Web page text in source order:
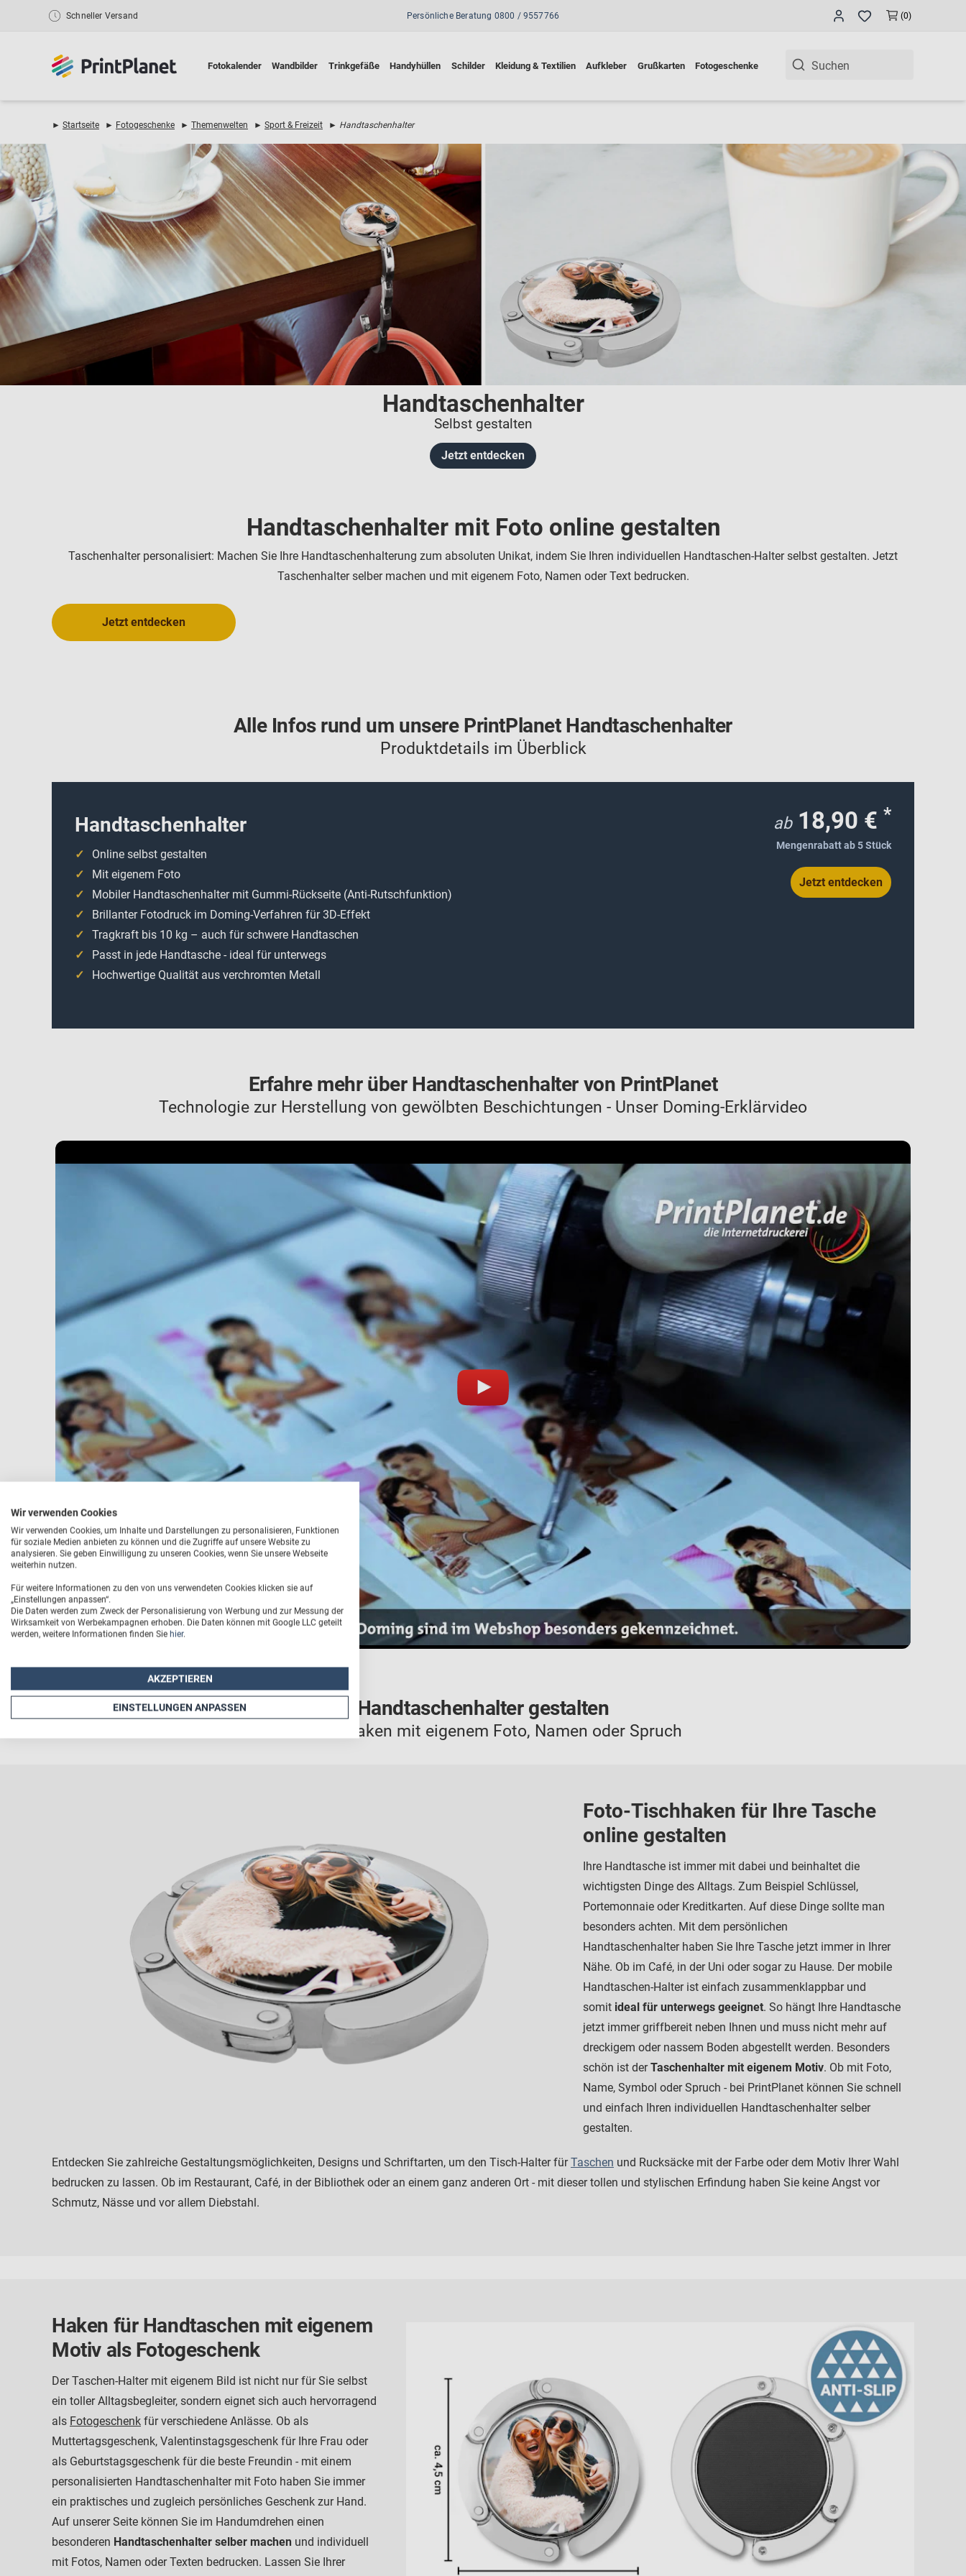
Schneller Versand (0)
Fotokalender Wandbilder Trinkgefäße Handyhüllen Schilder Kleidung & Textilien Aufkleber Grußkarten Fotogeschenke
Persönliche Beratung 0800 / 9557766
► Startseite ► Fotogeschenke ► Themenwelten ► Sport & Freizeit ► Handtaschenhalter
Handtaschenhalter
Selbst gestalten
Jetzt entdecken
Handtaschenhalter mit Foto online gestalten
Taschenhalter personalisiert: Machen Sie Ihre Handtaschenhalterung zum absoluten Unikat, indem Sie Ihren individuellen Handtaschen-Halter selbst gestalten. Jetzt
Taschenhalter selber machen und mit eigenem Foto, Namen oder Text bedrucken.
Jetzt entdecken
Alle Infos rund um unsere PrintPlanet Handtaschenhalter
Produktdetails im Überblick
Handtaschenhalter
Online selbst gestalten
Mit eigenem Foto
Mobiler Handtaschenhalter mit Gummi-Rückseite (Anti-Rutschfunktion)
Brillanter Fotodruck im Doming-Verfahren für 3D-Effekt
Tragkraft bis 10 kg – auch für schwere Handtaschen
Passt in jede Handtasche - ideal für unterwegs
Hochwertige Qualität aus verchromten Metall
ab 18,90 € *
Mengenrabatt ab 5 Stück
Jetzt entdecken
Erfahre mehr über Handtaschenhalter von PrintPlanet
Technologie zur Herstellung von gewölbten Beschichtungen - Unser Doming-Erklärvideo
Handtaschenhalter gestalten
Taschenhaken mit eigenem Foto, Namen oder Spruch
Foto-Tischhaken für Ihre Tasche
online gestalten
Ihre Handtasche ist immer mit dabei und beinhaltet die
wichtigsten Dinge des Alltags. Zum Beispiel Schlüssel,
Portemonnaie oder Kreditkarten. Auf diese Dinge sollte man
besonders achten. Mit dem persönlichen
Handtaschenhalter haben Sie Ihre Tasche jetzt immer in Ihrer
Nähe. Ob im Café, in der Uni oder sogar zu Hause. Der mobile
Handtaschen-Halter ist einfach zusammenklappbar und
somit ideal für unterwegs geeignet. So hängt Ihre Handtasche
jetzt immer griffbereit neben Ihnen und muss nicht mehr auf
dreckigem oder nassem Boden abgestellt werden. Besonders
schön ist derTaschenhalter mit eigenem Motiv. Ob mit Foto,
Name, Symbol oder Spruch - bei PrintPlanet können Sie schnell
und einfach Ihren individuellen Handtaschenhalter selber
gestalten.
Entdecken Sie zahlreiche Gestaltungsmöglichkeiten, Designs und Schriftarten, um den Tisch-Halter fürTaschen und Rucksäcke mit der Farbe oder dem Motiv Ihrer Wahl
bedrucken zu lassen. Ob im Restaurant, Café, in der Bibliothek oder an einem ganz anderen Ort - mit dieser tollen und stylischen Erfindung haben Sie keine Angst vor
Schmutz, Nässe und vor allem Diebstahl.
Haken für Handtaschen mit eigenem
Motiv als Fotogeschenk
Der Taschen-Halter mit eigenem Bild ist nicht nur für Sie selbst
ein toller Alltagsbegleiter, sondern eignet sich auch hervorragend
als Fotogeschenk für verschiedene Anlässe. Ob als
Muttertagsgeschenk, Valentinstagsgeschenk für Ihre Frau oder
als Geburtstagsgeschenk für die beste Freundin - mit einem
personalisierten Handtaschenhalter mit Foto haben Sie immer
ein praktisches und zugleich persönliches Geschenk zur Hand.
Auf unserer Seite können Sie im Handumdrehen einen
besonderen Handtaschenhalter selber machen und individuell
mit Fotos, Namen oder Texten bedrucken. Lassen Sie Ihrer
Wir verwenden Cookies
Wir verwenden Cookies, um Inhalte und Darstellungen zu personalisieren, Funktionen
für soziale Medien anbieten zu können und die Zugriffe auf unsere Website zu
analysieren. Sie geben Einwilligung zu unseren Cookies, wenn Sie unsere Webseite
weiterhin nutzen.
Für weitere Informationen zu den von uns verwendeten Cookies klicken sie auf
„Einstellungen anpassen“.
Die Daten werden zum Zweck der Personalisierung von Werbung und zur Messung der
Wirksamkeit von Werbekampagnen erhoben. Die Daten können mit Google LLC geteilt
werden, weitere Informationen finden Sie hier.
AKZEPTIEREN
EINSTELLUNGEN ANPASSEN